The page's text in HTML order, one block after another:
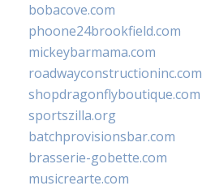
bobacove.com
phoone24brookfield.com
mickeybarmama.com
roadwayconstructioninc.com
shopdragonflyboutique.com
sportszilla.org
batchprovisionsbar.com
brasserie-gobette.com
musicrearte.com